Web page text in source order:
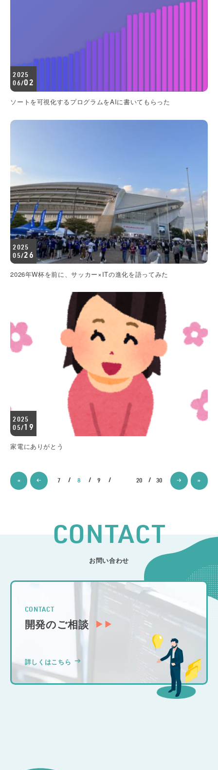
2025
06/02
ソートを可視化するプログラムをAIに書いてもらった
2025
05/26
2026年W杯を前に、サッカー×ITの進化を語ってみた
2025
05/19
家電にありがとう
« ← 7 8 9 20 30 → »
CONTACT
お問い合わせ
CONTACT
開発のご相談
詳しくはこちら